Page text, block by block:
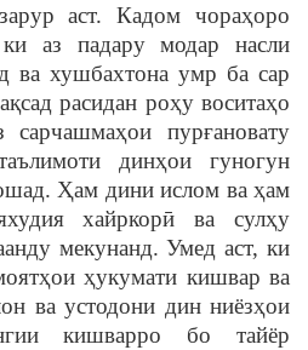
аст. Кадом чораҳоро
аз падару модар насли
ва хушбахтона умр ба сар
расидан роҳу воситаҳо
пурғановату
динҳои гуногун
Ҳам дини ислом ва ҳам
хайркорӣ ва сулҳу
мекунанд. Умед аст, ки
ҳукумати кишвар ва
ва устодони дин ниёзҳои
кишварро бо тайёр